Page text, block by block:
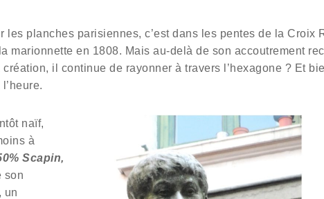
planches parisiennes, c’est dans les pentes de la Croix
marionnette en 1808. Mais au-delà de son accoutrement
il continue de rayonner à travers l’hexagone ? Et
naïf,
à
Scapin,
son
un